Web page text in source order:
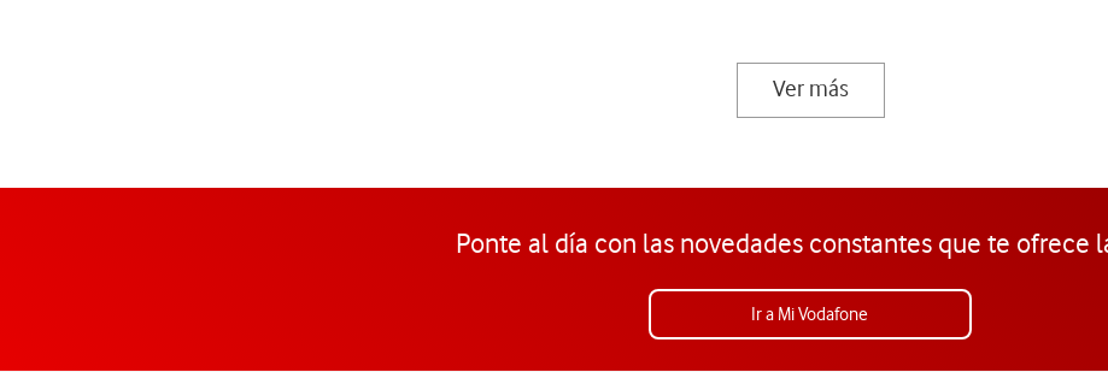
Ver más
Ponte al día con las novedades constantes que te ofrece
Ir a Mi Vodafone